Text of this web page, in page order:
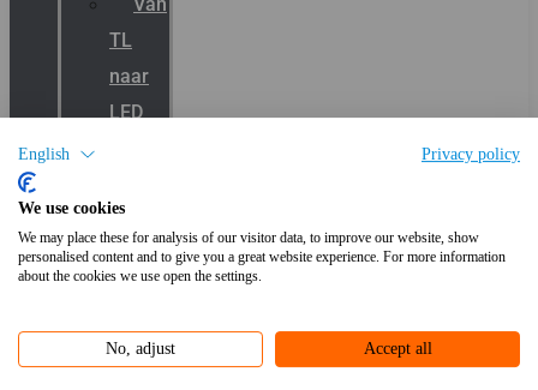
English Privacy policy
We use cookies
We may place these for analysis of our visitor data, to improve our website, show
personalised content and to give you a great website experience. For more information
about the cookies we use open the settings.
No, adjust Accept all
TL
naar
LED
Signalering
Productcatalogus
Sirena
Signaling